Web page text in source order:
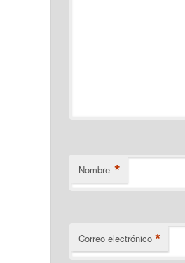
Nombre *
Correo electrónico *